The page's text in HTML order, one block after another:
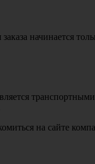
начинается
на сайте